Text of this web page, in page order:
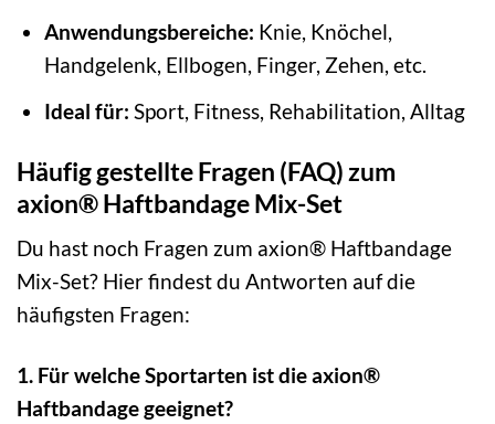
Anwendungsbereiche: Knie, Knöchel,
Handgelenk, Ellbogen, Finger, Zehen, etc.
Ideal für: Sport, Fitness, Rehabilitation, Alltag
Häufig gestellte Fragen (FAQ) zum
axion® Haftbandage Mix-Set
Du hast noch Fragen zum axion® Haftbandage
Mix-Set? Hier findest du Antworten auf die
häufigsten Fragen:
1. Für welche Sportarten ist die axion®
Haftbandage geeignet?